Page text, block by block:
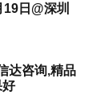
日@深圳
达咨询,精品
好